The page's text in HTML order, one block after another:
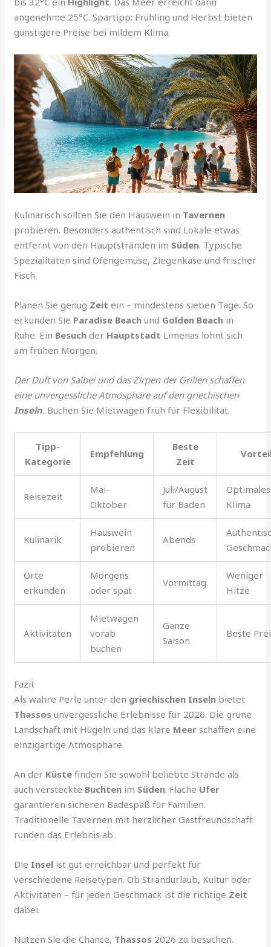
angenehme 25°C. Spartipp: Frühling und Herbst bieten
günstigere Preise bei mildem Klima.
Kulinarisch sollten Sie den Hauswein in Tavernen
probieren. Besonders authentisch sind Lokale etwas
entfernt von den Hauptstränden im Süden. Typische
Spezialitäten sind Ofengemüse, Ziegenkäse und frischer
Fisch.
Planen Sie genug Zeit ein – mindestens sieben Tage. So
erkunden Sie Paradise Beach und Golden Beach in
Ruhe. Ein Besuch der Hauptstadt Limenas lohnt sich
am frühen Morgen.
Der Duft von Salbei und das Zirpen der Grillen schaffen
eine unvergessliche Atmosphäre auf den griechischen
Inseln. Buchen Sie Mietwagen früh für Flexibilität.
Tipp-
Kategorie
Empfehlung
Beste
Zeit
Reisezeit
Mai-
Oktober
Juli/August
für Baden
Optimales
Klima
Kulinarik
Hauswein
probieren
Abends
Orte
erkunden
Morgens
oder spät
Vormittag
Weniger
Hitze
Aktivitäten
Mietwagen
vorab
buchen
Ganze
Saison
Beste
Fazit
Als wahre Perle unter den griechischen Inseln bietet
Thassos unvergessliche Erlebnisse für 2026. Die grüne
Landschaft mit Hügeln und das klare Meer schaffen eine
einzigartige Atmosphäre.
An der Küste finden Sie sowohl beliebte Strände als
auch versteckte Buchten im Süden. Flache Ufer
garantieren sicheren Badespaß für Familien.
Traditionelle Tavernen mit herzlicher Gastfreundschaft
runden das Erlebnis ab.
Die Insel ist gut erreichbar und perfekt für
verschiedene Reisetypen. Ob Strandurlaub, Kultur oder
Aktivitäten – für jeden Geschmack ist die richtige Zeit
dabei.
Nutzen Sie die Chance, Thassos 2026 zu besuchen.